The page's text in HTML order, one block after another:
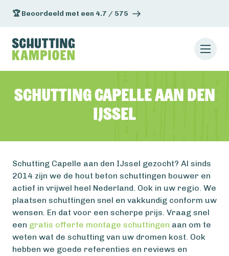
🏆 Beoordeeld met een 4.7 / 575
Schutting Capelle aan den
IJssel
Schutting Capelle aan den IJssel gezocht? Al sinds
2014 zijn we de hout beton schuttingen bouwer en
actief in vrijwel heel Nederland. Ook in uw regio. We
plaatsen schuttingen snel en vakkundig conform uw
wensen. En dat voor een scherpe prijs. Vraag snel
een gratis offerte montage schuttingen aan om te
weten wat de schutting van uw dromen kost. Ook
hebben we goede referenties en reviews en